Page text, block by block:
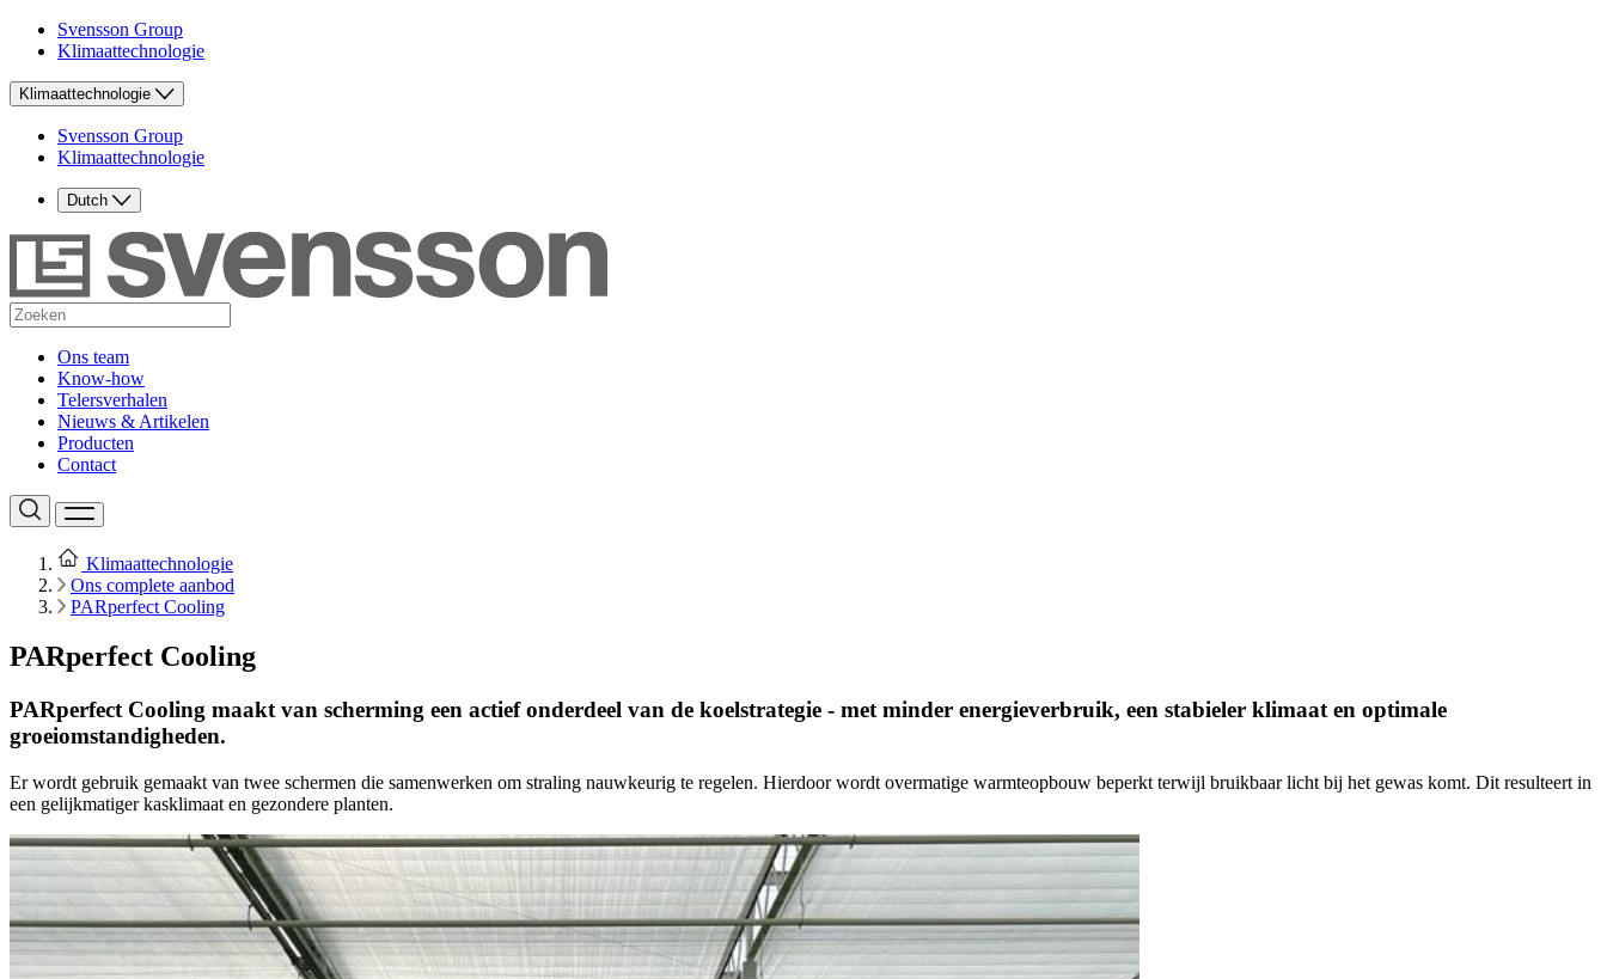
Svensson Group
Klimaattechnologie
Klimaattechnologie
Svensson Group
Klimaattechnologie
Dutch
Ons team
Know-how
Telersverhalen
Nieuws & Artikelen
Producten
Contact
Klimaattechnologie
Ons complete aanbod
PARperfect Cooling
PARperfect Cooling
PARperfect Cooling maakt van scherming een actief onderdeel van de koelstrategie - met minder energieverbruik, een stabieler klimaat en optimale
groeiomstandigheden.
Er wordt gebruik gemaakt van twee schermen die samenwerken om straling nauwkeurig te regelen. Hierdoor wordt overmatige warmteopbouw beperkt terwijl bruikbaar licht bij het gewas komt. Dit resulteert in
een gelijkmatiger kasklimaat en gezondere planten.